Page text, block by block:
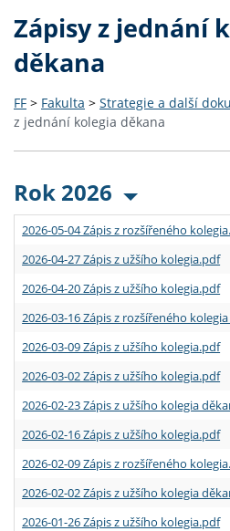
Zápisy z jednání
děkana
FF > Fakulta > Strategie a další
z jednání kolegia děkana
Rok 2026
2026-05-04 Zápis z rozšířeného
2026-04-27 Zápis z užšího kolegia.pdf
2026-04-20 Zápis z užšího kolegia.pdf
2026-03-16 Zápis z rozšířeného
2026-03-09 Zápis z užšího kolegia.pdf
2026-03-02 Zápis z užšího kolegia.pdf
2026-02-23 Zápis z užšího kolegia
2026-02-16 Zápis z užšího kolegia.pdf
2026-02-09 Zápis z rozšířeného
2026-02-02 Zápis z užšího kolegia
2026-01-26 Zápis z užšího kolegia.pdf